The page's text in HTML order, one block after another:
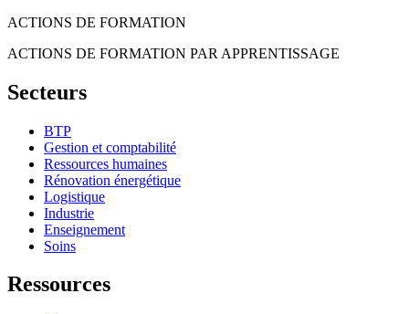
ACTIONS DE FORMATION
ACTIONS DE FORMATION PAR APPRENTISSAGE
Secteurs
BTP
Gestion et comptabilité
Ressources humaines
Rénovation énergétique
Logistique
Industrie
Enseignement
Soins
Ressources